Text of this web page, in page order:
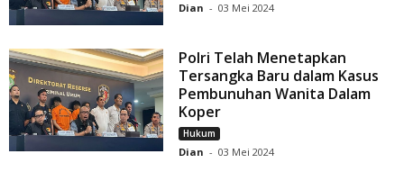
Dian - 03 Mei 2024
Polri Telah Menetapkan
Tersangka Baru dalam Kasus
Pembunuhan Wanita Dalam
Koper
Hukum
Dian - 03 Mei 2024